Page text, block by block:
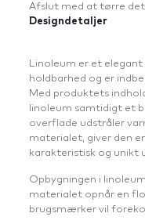
Afslut med at tørre det
Designdetaljer
Linoleum er et
holdbarhed og er
Med produktets
linoleum samtidigt et
overflade udstråler
materialet, giver den
karakteristisk og unikt
Opbygningen i
materialet opnår en
brugsmærker vil